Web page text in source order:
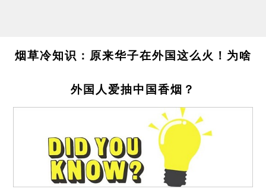
烟草冷知识：原来华子在外国这么火！为啥
外国人爱抽中国香烟？